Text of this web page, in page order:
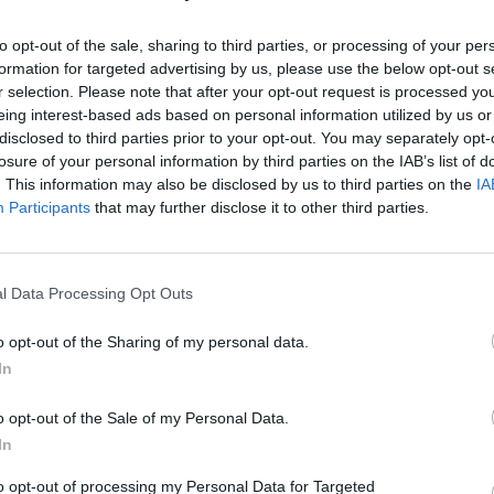
opt-out of the sale, sharing to third parties, or processing of your
for targeted advertising by us, please use the below opt-out
selection. Please note that after your opt-out request is processed
interest-based ads based on personal information utilized by us
to third parties prior to your opt-out. You may separately
of your personal information by third parties on the IAB’s list of
This information may also be disclosed by us to third parties on the
Participants that may further disclose it to other third parties.
Data Processing Opt Outs
opt-out of the Sharing of my personal data.
opt-out of the Sale of my Personal Data.
opt-out of processing my Personal Data for Targeted
desperdigadas, que encontramos tiradas en las
semana, proceden de nuestros jóvenes. Ni las
contenedores de basura orgánica, ubicados en los
en su gran mayoría, tampoco se deben a
podemos responsabilizarlos, por lo general, de las
que pueblan nuestra ciudad, y de las que, cuya
de nuestras comunidades de vecinos y